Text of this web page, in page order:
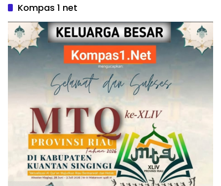
Kompas 1 net